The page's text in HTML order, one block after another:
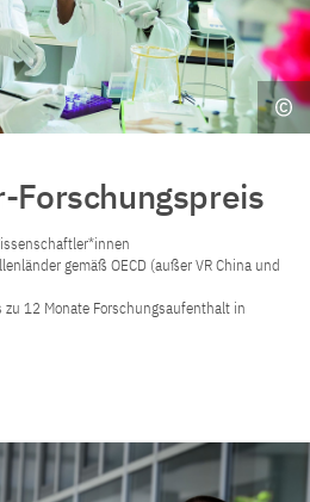
Forschungspreis
gemäß OECD (außer VR China und
12 Monate Forschungsaufenthalt in